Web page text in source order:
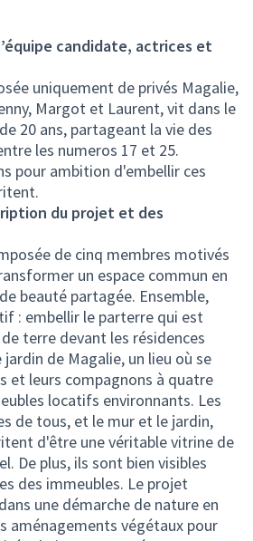
candidate, actrices et
uniquement de privés Magalie,
Margot et Laurent, vit dans le
20 ans, partageant la vie des
les numeros 17 et 25.
pour ambition d'embellir ces
du projet et des
de cinq membres motivés
un espace commun en
beauté partagée. Ensemble,
: embellir le parterre qui est
terre devant les résidences
de Magalie, un lieu où se
et leurs compagnons à quatre
locatifs environnants. Les
de tous, et le mur et le jardin,
d'être une véritable vitrine de
De plus, ils sont bien visibles
des immeubles. Le projet
une démarche de nature en
aménagements végétaux pour